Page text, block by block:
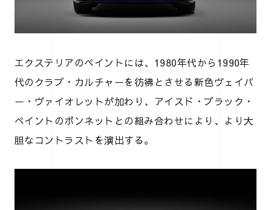
エクステリアのペイントには、1980年代から1990年
代のクラブ・カルチャーを彷彿とさせる新色ヴェイパ
ー・ヴァイオレットが加わり、アイスド・ブラック・
ペイントのボンネットとの組み合わせにより、より大
胆なコントラストを演出する。